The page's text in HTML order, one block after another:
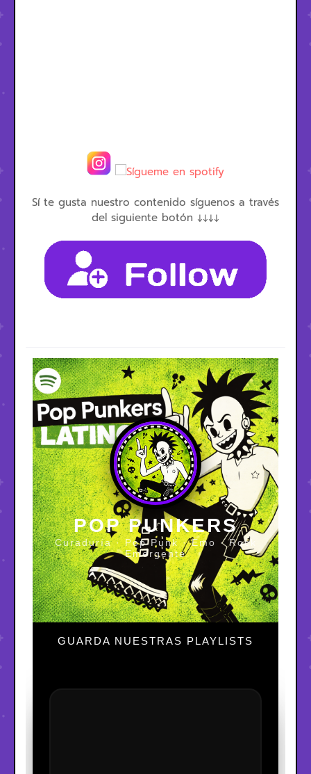
Sí te gusta nuestro contenido síguenos a través
del siguiente botón ↓↓↓↓
POP PUNKERS
Curaduría · Pop Punk · Emo · Rock
Emergente
GUARDA NUESTRAS PLAYLISTS